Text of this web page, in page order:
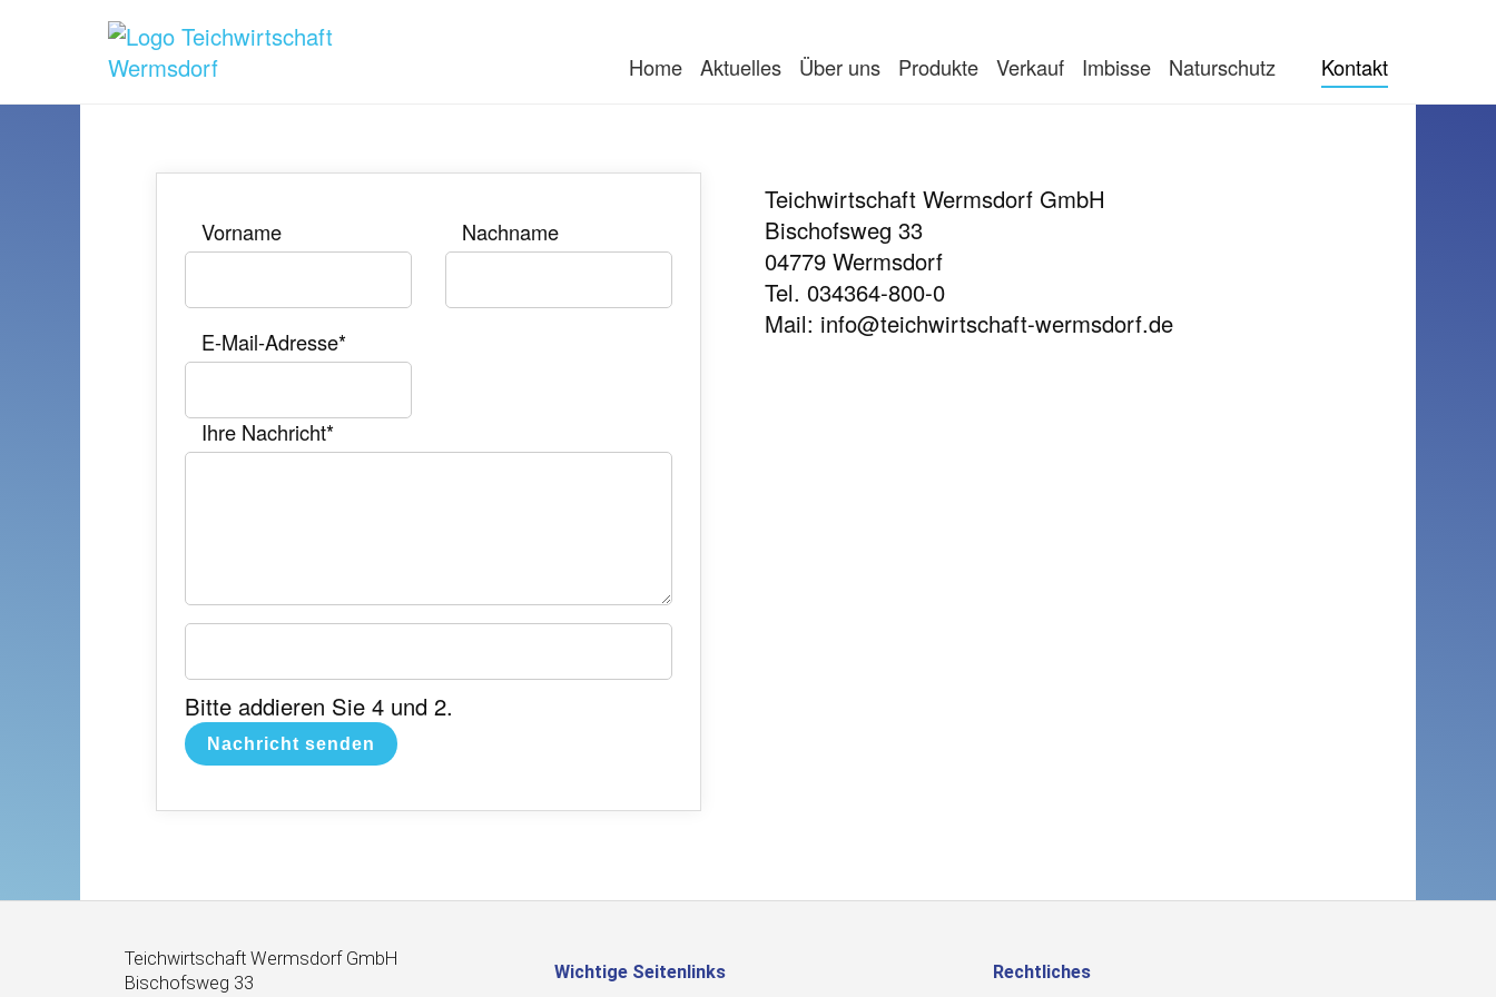
Home Aktuelles Über uns Produkte Verkauf Imbisse Naturschutz Kontakt
Vorname Nachname
E-Mail-Adresse*
Ihre Nachricht*
Bitte addieren Sie 4 und 2.
Nachricht senden
Teichwirtschaft Wermsdorf GmbH
Bischofsweg 33
04779 Wermsdorf
Tel. 034364-800-0
Mail: info@teichwirtschaft-wermsdorf.de
Teichwirtschaft Wermsdorf GmbH
Bischofsweg 33
Wichtige Seitenlinks Rechtliches